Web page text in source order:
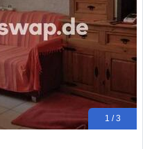
1 / 3